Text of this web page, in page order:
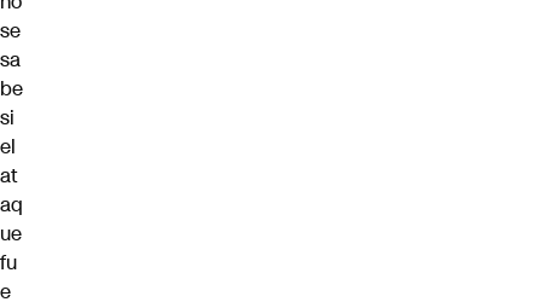
se
sa
be
si
el
at
aq
ue
fu
e